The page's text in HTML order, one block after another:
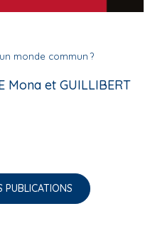
monde commun ?
Mona et GUILLIBERT
PUBLICATIONS